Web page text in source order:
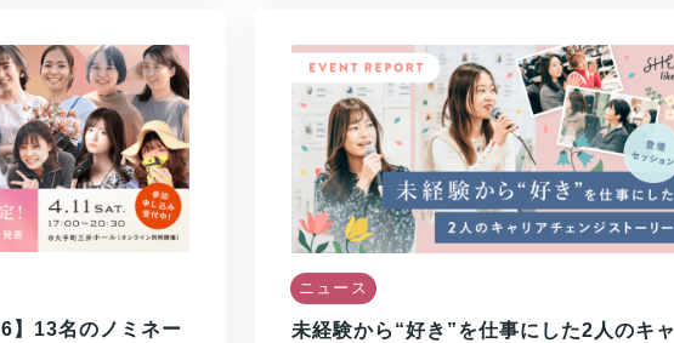
】13名のノミネー
ニュース
未経験から“好き”を仕事にした2人のキャ